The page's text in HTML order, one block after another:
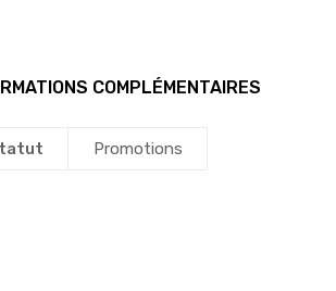
COMPLÉMENTAIRES
Promotions